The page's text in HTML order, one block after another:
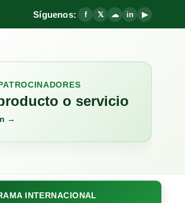
Síguenos: f 𝕏 ☁ in ▶
o servicio
→
INTERNACIONAL